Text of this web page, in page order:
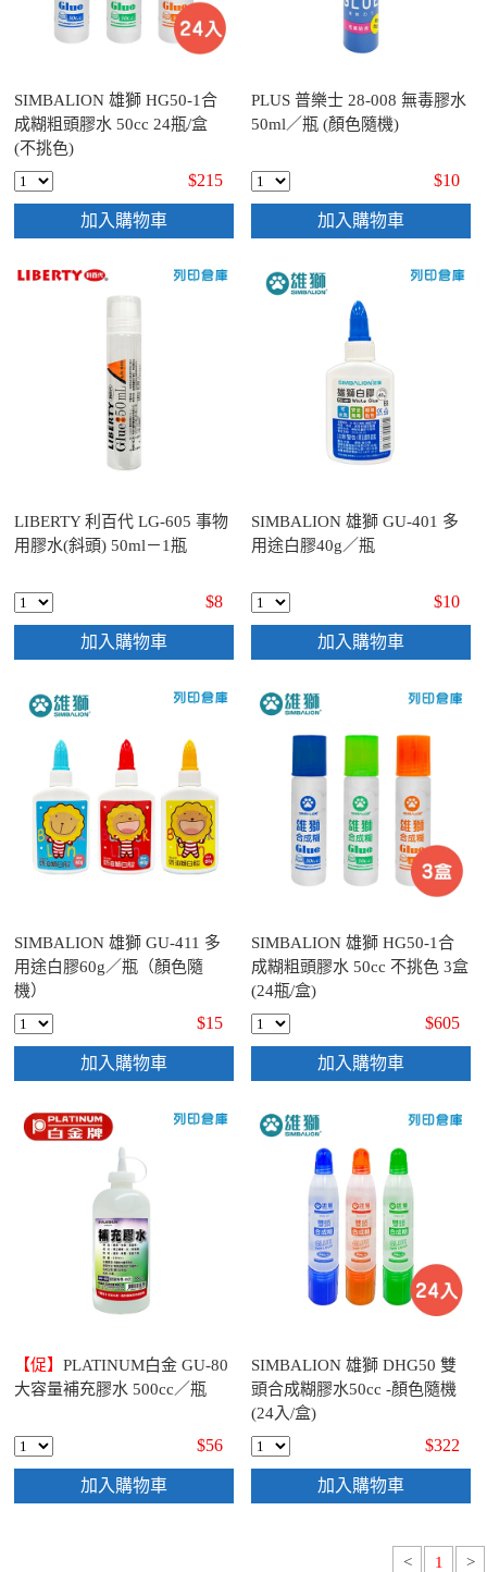
SIMBALION 雄獅 HG50-1合
成糊粗頭膠水 50cc 24瓶/盒
(不挑色)
$215
加入購物車
PLUS 普樂士 28-008 無毒膠水
50ml／瓶 (顏色隨機)
$10
加入購物車
LIBERTY 利百代 LG-605 事物
用膠水(斜頭) 50ml－1瓶
$8
加入購物車
SIMBALION 雄獅 GU-401 多
用途白膠40g／瓶
$10
加入購物車
SIMBALION 雄獅 GU-411 多
用途白膠60g／瓶（顏色隨
機）
$15
加入購物車
SIMBALION 雄獅 HG50-1合
成糊粗頭膠水 50cc 不挑色 3盒
(24瓶/盒)
$605
加入購物車
【促】PLATINUM白金 GU-80
大容量補充膠水 500cc／瓶
$56
加入購物車
SIMBALION 雄獅 DHG50 雙
頭合成糊膠水50cc -顏色隨機
(24入/盒)
$322
加入購物車
< 1 >